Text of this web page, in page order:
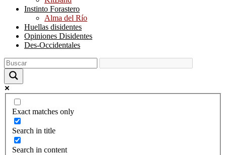
Instinto Forastero
Alma del Río
Huellas disidentes
Opiniones Disidentes
Des-Occidentales
Exact matches only
Search in title
Search in content